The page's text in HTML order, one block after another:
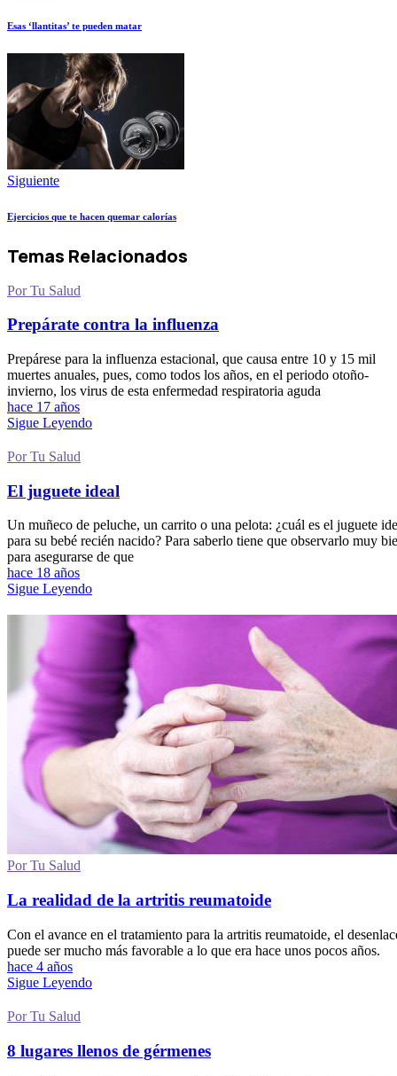
Esas ‘llantitas’ te pueden matar
Siguiente
Ejercicios que te hacen quemar calorías
Temas Relacionados
Por Tu Salud
Prepárate contra la influenza
Prepárese para la influenza estacional, que causa entre 10 y 15 mil
muertes anuales, pues, como todos los años, en el periodo otoño-
invierno, los virus de esta enfermedad respiratoria aguda
hace 17 años
Sigue Leyendo
Por Tu Salud
El juguete ideal
Un muñeco de peluche, un carrito o una pelota: ¿cuál es el juguete
para su bebé recién nacido? Para saberlo tiene que observarlo muy
para asegurarse de que
hace 18 años
Sigue Leyendo
Por Tu Salud
La realidad de la artritis reumatoide
Con el avance en el tratamiento para la artritis reumatoide, el
puede ser mucho más favorable a lo que era hace unos pocos años.
hace 4 años
Sigue Leyendo
Por Tu Salud
8 lugares llenos de gérmenes